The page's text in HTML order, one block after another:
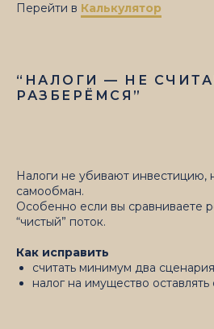
Перейти в Калькулятор
“НАЛОГИ — НЕ
РАЗБЕРЁМСЯ”
Налоги не убивают инвестицию,
самообман.
Особенно если вы сравниваете
“чистый” поток.
Как исправить
считать минимум два
налог на имущество оставлять